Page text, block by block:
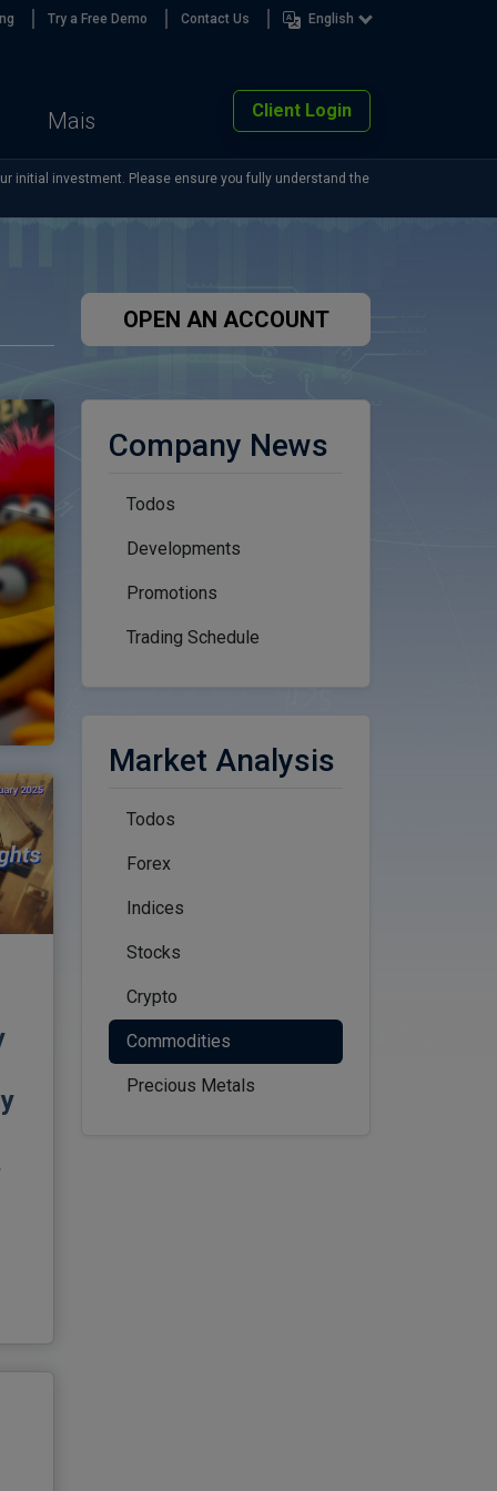
Try a Free Demo Contact Us English
Mais Client Login
initial investment. Please ensure you fully understand the
OPEN AN ACCOUNT
Company News
Todos
Developments
Promotions
Trading Schedule
Market Analysis
Todos
Forex
Indices
Stocks
Crypto
Commodities
Precious Metals